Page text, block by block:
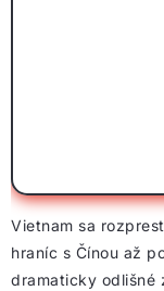
Vietnam sa
hraníc s Čínou až
dramaticky odlišné